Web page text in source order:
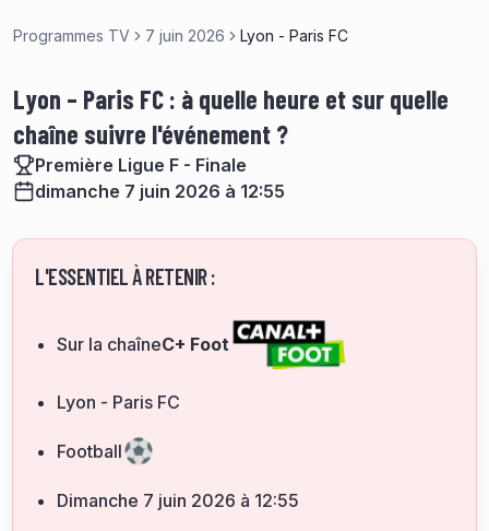
Programmes TV 7 juin 2026 Lyon - Paris FC
Lyon – Paris FC : à quelle heure et sur quelle
chaîne suivre l'événement ?
Première Ligue F - Finale
dimanche 7 juin 2026 à 12:55
L'ESSENTIEL À RETENIR :
Sur la chaîneC+ Foot
Lyon - Paris FC
Football
dimanche 7 juin 2026 à 12:55